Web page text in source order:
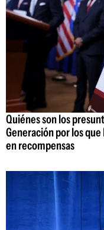
Quiénes son los
Generación por los que
en recompensas